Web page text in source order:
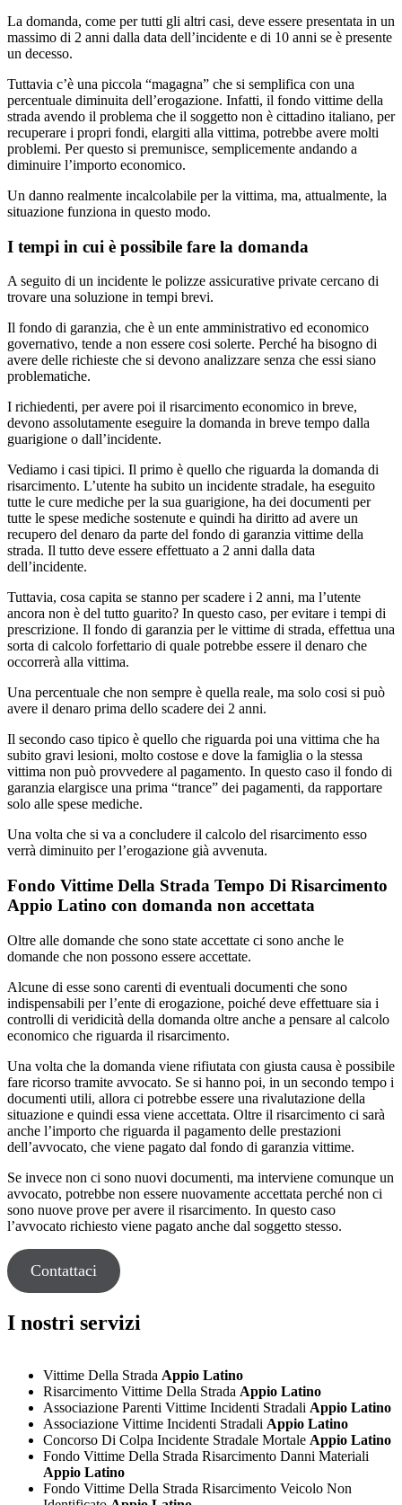
La domanda, come per tutti gli altri casi, deve essere presentata in un
massimo di 2 anni dalla data dell’incidente e di 10 anni se è presente
un decesso.
Tuttavia c’è una piccola “magagna” che si semplifica con una
percentuale diminuita dell’erogazione. Infatti, il fondo vittime della
strada avendo il problema che il soggetto non è cittadino italiano, per
recuperare i propri fondi, elargiti alla vittima, potrebbe avere molti
problemi. Per questo si premunisce, semplicemente andando a
diminuire l’importo economico.
Un danno realmente incalcolabile per la vittima, ma, attualmente, la
situazione funziona in questo modo.
I tempi in cui è possibile fare la domanda
A seguito di un incidente le polizze assicurative private cercano di
trovare una soluzione in tempi brevi.
Il fondo di garanzia, che è un ente amministrativo ed economico
governativo, tende a non essere cosi solerte. Perché ha bisogno di
avere delle richieste che si devono analizzare senza che essi siano
problematiche.
I richiedenti, per avere poi il risarcimento economico in breve,
devono assolutamente eseguire la domanda in breve tempo dalla
guarigione o dall’incidente.
Vediamo i casi tipici. Il primo è quello che riguarda la domanda di
risarcimento. L’utente ha subito un incidente stradale, ha eseguito
tutte le cure mediche per la sua guarigione, ha dei documenti per
tutte le spese mediche sostenute e quindi ha diritto ad avere un
recupero del denaro da parte del fondo di garanzia vittime della
strada. Il tutto deve essere effettuato a 2 anni dalla data
dell’incidente.
Tuttavia, cosa capita se stanno per scadere i 2 anni, ma l’utente
ancora non è del tutto guarito? In questo caso, per evitare i tempi di
prescrizione. Il fondo di garanzia per le vittime di strada, effettua una
sorta di calcolo forfettario di quale potrebbe essere il denaro che
occorrerà alla vittima.
Una percentuale che non sempre è quella reale, ma solo cosi si può
avere il denaro prima dello scadere dei 2 anni.
Il secondo caso tipico è quello che riguarda poi una vittima che ha
subito gravi lesioni, molto costose e dove la famiglia o la stessa
vittima non può provvedere al pagamento. In questo caso il fondo di
garanzia elargisce una prima “trance” dei pagamenti, da rapportare
solo alle spese mediche.
Una volta che si va a concludere il calcolo del risarcimento esso
verrà diminuito per l’erogazione già avvenuta.
Fondo Vittime Della Strada Tempo Di Risarcimento
Appio Latino con domanda non accettata
Oltre alle domande che sono state accettate ci sono anche le
domande che non possono essere accettate.
Alcune di esse sono carenti di eventuali documenti che sono
indispensabili per l’ente di erogazione, poiché deve effettuare sia i
controlli di veridicità della domanda oltre anche a pensare al calcolo
economico che riguarda il risarcimento.
Una volta che la domanda viene rifiutata con giusta causa è possibile
fare ricorso tramite avvocato. Se si hanno poi, in un secondo tempo i
documenti utili, allora ci potrebbe essere una rivalutazione della
situazione e quindi essa viene accettata. Oltre il risarcimento ci sarà
anche l’importo che riguarda il pagamento delle prestazioni
dell’avvocato, che viene pagato dal fondo di garanzia vittime.
Se invece non ci sono nuovi documenti, ma interviene comunque un
avvocato, potrebbe non essere nuovamente accettata perché non ci
sono nuove prove per avere il risarcimento. In questo caso
l’avvocato richiesto viene pagato anche dal soggetto stesso.
Contattaci
I nostri servizi
Vittime Della Strada Appio Latino
Risarcimento Vittime Della Strada Appio Latino
Associazione Parenti Vittime Incidenti Stradali Appio Latino
Associazione Vittime Incidenti Stradali Appio Latino
Concorso Di Colpa Incidente Stradale Mortale Appio Latino
Fondo Vittime Della Strada Risarcimento Danni Materiali
Appio Latino
Fondo Vittime Della Strada Risarcimento Veicolo Non